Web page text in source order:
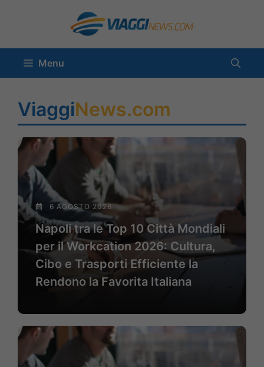
contenuto
Menu
ViaggiNews.com
6 AGOSTO 2026
Napoli tra le Top 10 Città Mondiali
per il Workcation 2026: Cultura,
Cibo e Trasporti Efficiente la
Rendono la Favorita Italiana